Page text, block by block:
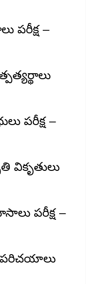
పరీక్ష –
పరీక్ష –
వికృతులు
పరీక్ష –
పరిచయాలు